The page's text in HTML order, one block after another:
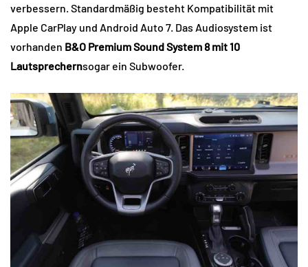
verbessern. Standardmäßig besteht Kompatibilität mit
Apple CarPlay und Android Auto 7. Das Audiosystem ist
vorhanden B&O Premium Sound System 8 mit 10
Lautsprechernsogar ein Subwoofer.